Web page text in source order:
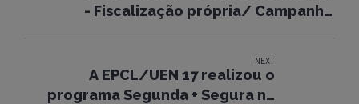
- Fiscalização própria/ Campanha
NEXT
A EPCL/UEN 17 realizou o
programa Segunda + Segura na